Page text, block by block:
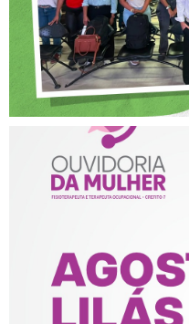
AGOSTO
PROTEGER